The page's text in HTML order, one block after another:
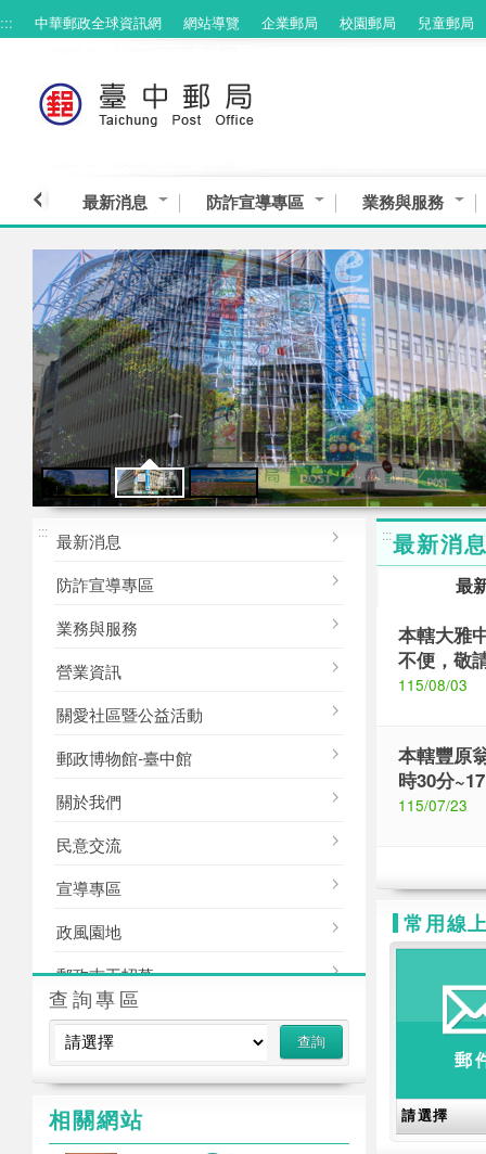
跳到主要內容區塊
::: 中華郵政全球資訊網 網站導覽 企業郵局 校園郵局 兒童郵局
最新消息 防詐宣導專區 業務與服務
台中郵局
形象
臺中郵局 台中郵局
::: 最新消息
防詐宣導專區
業務與服務
營業資訊
關愛社區暨公益活動
郵政博物館-臺中館
關於我們
民意交流
宣導專區
政風園地
郵政志工招募
查詢專區
相關網站
:::最新消
最
本轄大雅
不便，敬
115/08/03
本轄豐原
時30分
115/07/23
常用線
郵